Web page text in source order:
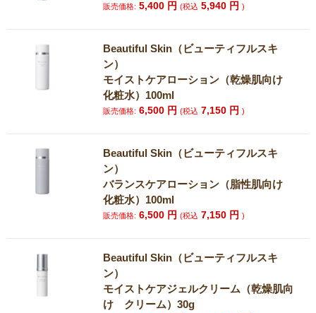
販売価格: 5,400 円(税込 5,940 円)
Beautiful Skin（ビューティフルスキ
ン）
モイストケアローション（乾燥肌向け
化粧水）100ml
販売価格: 6,500 円(税込 7,150 円)
Beautiful Skin（ビューティフルスキ
ン）
バランスケアローション（脂性肌向け
化粧水）100ml
販売価格: 6,500 円(税込 7,150 円)
Beautiful Skin（ビューティフルスキ
ン）
モイストケアジェルクリーム（乾燥肌向
け クリーム）30g